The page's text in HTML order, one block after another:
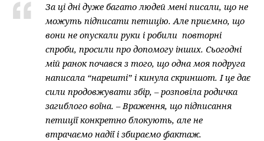
За ці дні дуже багато людей мені писали, що не
можуть підписати петицію. Але приємно, що
вони не опускали руки і робили повторні
спроби, просили про допомогу інших. Сьогодні
мій ранок почався з того, що одна моя подруга
написала “нарешті” і кинула скриншот. І це дає
сили продовжувати збір, – розповіла родичка
загиблого воїна. – Враження, що підписання
петиції конкретно блокують, але не
втрачаємо надії і збираємо фактаж.